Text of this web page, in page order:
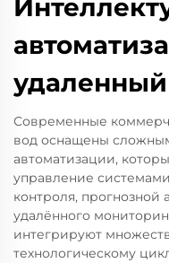
Современные
вод оснащены
автоматизации,
управление
контроля, прогнозной
удалённого
интегрируют
технологическому